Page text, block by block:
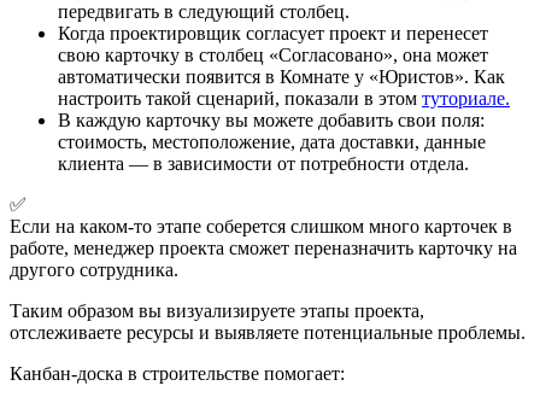
передвигать в следующий столбец.
Когда проектировщик согласует проект и перенесет
свою карточку в столбец «Согласовано», она может
автоматически появится в Комнате у «Юристов». Как
настроить такой сценарий, показали в этом туториале.
В каждую карточку вы можете добавить свои поля:
стоимость, местоположение, дата доставки, данные
клиента — в зависимости от потребности отдела.
✅
Если на каком-то этапе соберется слишком много карточек в
работе, менеджер проекта сможет переназначить карточку на
другого сотрудника.
Таким образом вы визуализируете этапы проекта,
отслеживаете ресурсы и выявляете потенциальные проблемы.
Канбан-доска в строительстве помогает: